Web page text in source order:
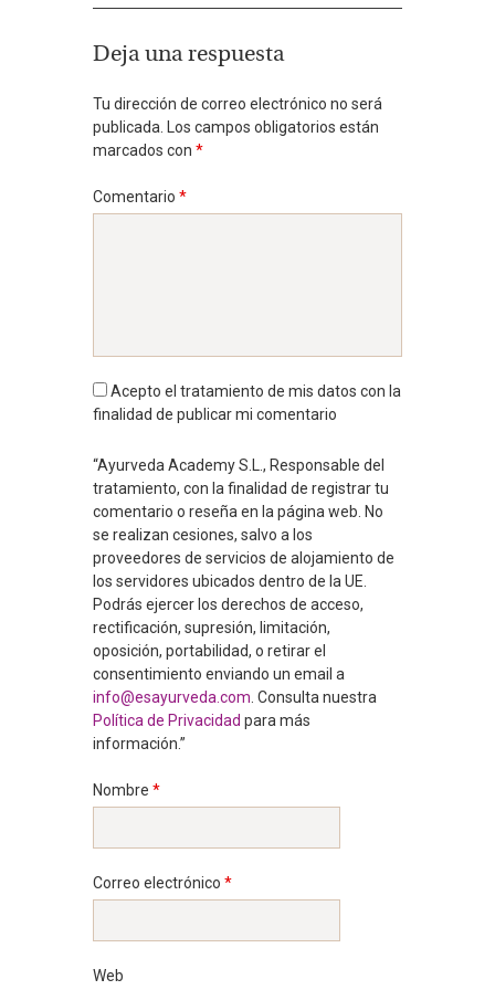
Deja una respuesta
Tu dirección de correo electrónico no será
publicada. Los campos obligatorios están
marcados con *
Comentario *
Acepto el tratamiento de mis datos con la
finalidad de publicar mi comentario
“Ayurveda Academy S.L., Responsable del
tratamiento, con la finalidad de registrar tu
comentario o reseña en la página web. No
se realizan cesiones, salvo a los
proveedores de servicios de alojamiento de
los servidores ubicados dentro de la UE.
Podrás ejercer los derechos de acceso,
rectificación, supresión, limitación,
oposición, portabilidad, o retirar el
consentimiento enviando un email a
info@esayurveda.com. Consulta nuestra
Política de Privacidad para más
información.”
Nombre *
Correo electrónico *
Web